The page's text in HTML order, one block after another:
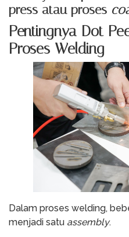
press atau proses
Pentingnya Dot
Proses Welding
Dalam proses welding,
menjadi satu assembly.